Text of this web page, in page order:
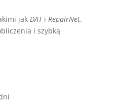
jak DATi RepairNet.
i szybką